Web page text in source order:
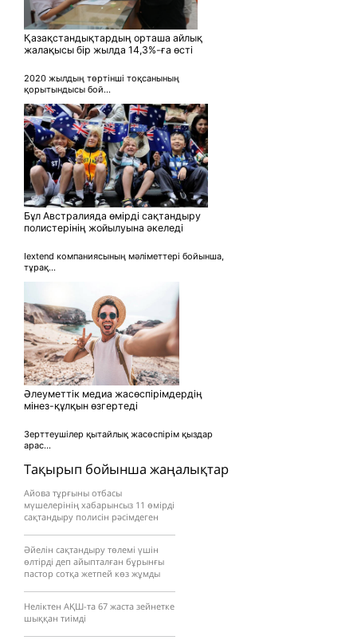
Тақырып бойынша жаңалықтар
Айова тұрғыны отбасы
мүшелерінің хабарынсыз 11 өмірді
сақтандыру полисін рәсімдеген
Әйелін сақтандыру төлемі үшін
өлтірді деп айыпталған бұрынғы
пастор сотқа жетпей көз жұмды
Неліктен АҚШ-та 67 жаста зейнетке
шыққан тиімді
Қазақстандықтардың орташа айлық
жалақысы бір жылда 14,3%-ға өсті
2020 жылдың төртінші тоқсанының
қорытындысы бой...
Бұл Австралияда өмірді сақтандыру
полистерінің жойылуына әкеледі
Iextend компаниясының мәліметтері бойынша,
тұрақ...
Әлеуметтік медиа жасөспірімдердің
мінез-құлқын өзгертеді
Зерттеушілер қытайлық жасөспірім қыздар
арас...